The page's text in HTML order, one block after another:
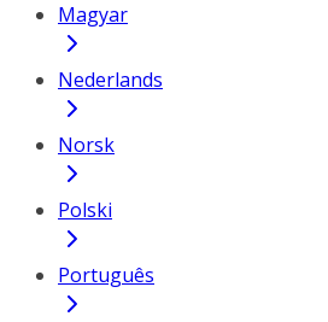
Magyar
Nederlands
Norsk
Polski
Português